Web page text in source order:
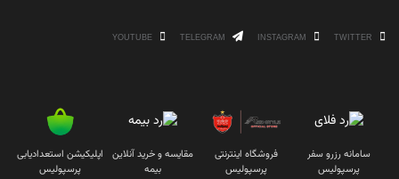
سامانه رزرو سفر
پرسپولیس
فروشگاه اینترنتی
پرسپولیس
مقایسه و خرید آنلاین
بیمه
اپلیکیشن استعدادیابی
پرسپولیس